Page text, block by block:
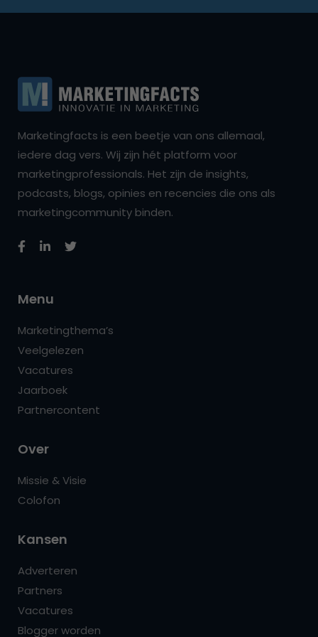
Marketingfacts is een beetje van ons allemaal,
iedere dag vers. Wij zijn hét platform voor
marketingprofessionals. Het zijn de insights,
podcasts, blogs, opinies en recencies die ons als
marketingcommunity binden.
Menu
Marketingthema’s
Veelgelezen
Vacatures
Jaarboek
Partnercontent
Over
Missie & Visie
Colofon
Kansen
Adverteren
Partners
Vacatures
Blogger worden